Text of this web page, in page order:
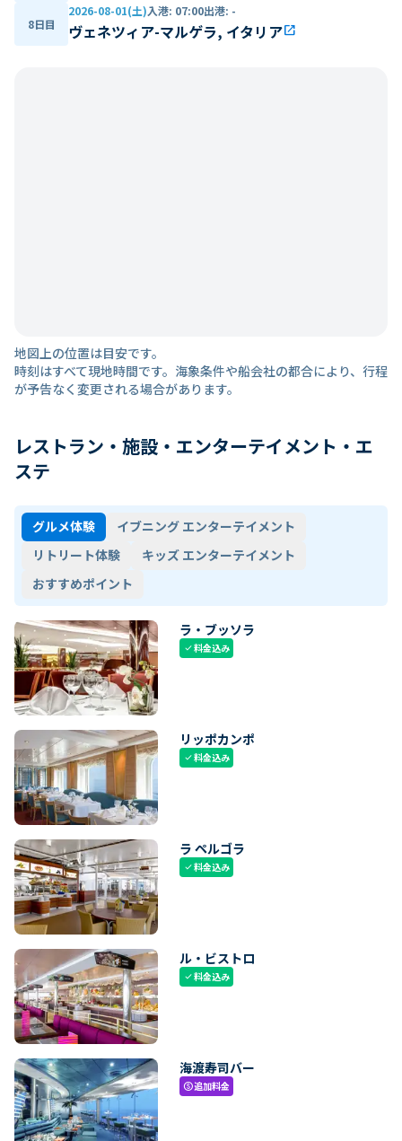
8日目
2026-08-01(土)入港: 07:00出港: -
ヴェネツィア-マルゲラ, イタリアopen_in_new
地図上の位置は目安です。
時刻はすべて現地時間です。海象条件や船会社の都合により、行程
が予告なく変更される場合があります。
レストラン・施設・エンターテイメント・エ
ステ
グルメ体験
イブニング エンターテイメント
リトリート体験
キッズ エンターテイメント
おすすめポイント
ラ・ブッソラ
check料金込み
リッポカンポ
check料金込み
ラ ペルゴラ
check料金込み
ル・ビストロ
check料金込み
海渡寿司バー
paid追加料金